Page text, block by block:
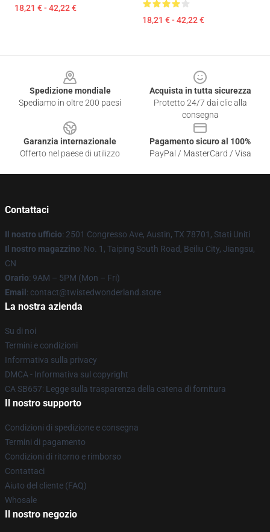
18,21 € - 42,22 €
18,21 € - 42,22 €
Spedizione mondiale
Spediamo in oltre 200 paesi
Acquista in tutta sicurezza
Protetto 24/7 dai clic alla
consegna
Garanzia internazionale
Offerto nel paese di utilizzo
Pagamento sicuro al 100%
PayPal / MasterCard / Visa
Contattaci
Il nostro ufficio: 2501 Congresso Ave, Austin, TX 78701, Stati Uniti
Il nostro magazzino: No. 1, Taiping South Road, Beiliu City, Jiangsu,
CN
Orario: 9AM – 5PM (Mon – Fri)
Email : contact@twistedwonderland.store
La nostra azienda
Su di noi
Termini e condizioni
Informativa sulla privacy
DMCA - Informativa sul copyright
CA SB657: Legge sulla trasparenza della catena di fornitura
Il nostro supporto
Condizioni di spedizione e consegna
Termini di pagamento
Condizioni di ritorno e rimborso
Contattaci
Aiuto del cliente (FAQ)
Whosale
Il nostro negozio